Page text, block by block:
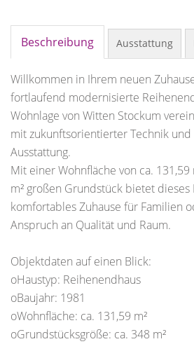
Beschreibung Ausstattung
Willkommen in Ihrem neuen
fortlaufend modernisierte
Wohnlage von Witten Stockum
mit zukunftsorientierter Technik
Ausstattung.
Mit einer Wohnfläche von ca. 131,59
m² großen Grundstück bietet dieses
komfortables Zuhause für Familien
Anspruch an Qualität und Raum.
Objektdaten auf einen Blick:
oHaustyp: Reihenendhaus
oBaujahr: 1981
oWohnfläche: ca. 131,59 m²
oGrundstücksgröße: ca. 348 m²